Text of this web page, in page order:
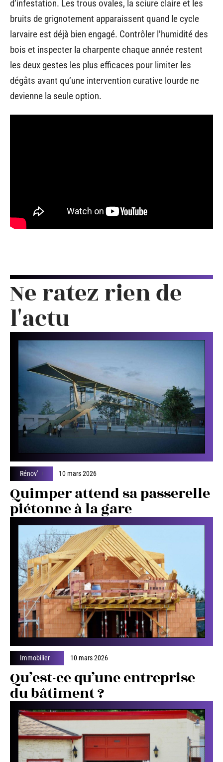
d’infestation. Les trous ovales, la sciure claire et les
bruits de grignotement apparaissent quand le cycle
larvaire est déjà bien engagé. Contrôler l’humidité des
bois et inspecter la charpente chaque année restent
les deux gestes les plus efficaces pour limiter les
dégâts avant qu’une intervention curative lourde ne
devienne la seule option.
Ne ratez rien de
l'actu
Rénov’ 10 mars 2026
Quimper attend sa passerelle
piétonne à la gare
Immobilier 10 mars 2026
Qu’est-ce qu’une entreprise
du bâtiment ?